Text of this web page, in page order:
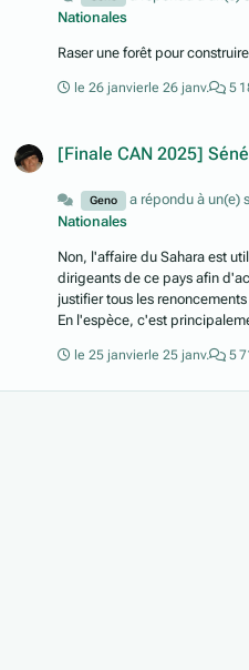
Nationales
Raser une forêt pour
le 26 janvierle 26 janv. 5
[Finale CAN 2025]
Geno a répondu à un(e)
Nationales
Non, l'affaire du Sahara est
dirigeants de ce pays afin
justifier tous les
En l'espèce, c'est
rentiers de pays qui meut nos
le 25 janvier le 25 janv. 5